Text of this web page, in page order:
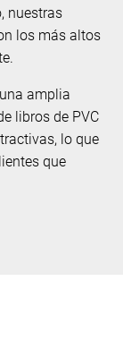
nuestras
los más altos
amplia
libros de PVC
lo que
que